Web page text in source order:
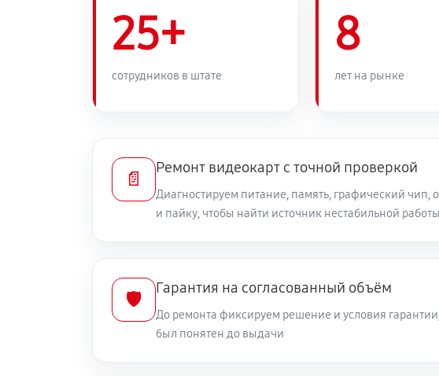
25+
сотрудников в штате
8
лет на рынке
📄
Ремонт видеокарт с точной проверкой
Диагностируем питание, память, графический чип,
и пайку, чтобы найти источник нестабильной работы
🛡️
Гарантия на согласованный объём
До ремонта фиксируем решение и условия
был понятен до выдачи